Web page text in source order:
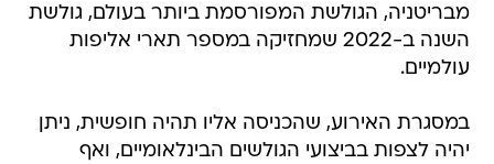
מבריטניה, הגולשת המפורסמת ביותר בעולם, גולשת
השנה ב-2022 שמחזיקה במספר תארי אליפות
עולמיים.
במסגרת האירוע, שהכניסה אליו תהיה חופשית, ניתן
יהיה לצפות בביצועי הגולשים הבינלאומיים, ואף